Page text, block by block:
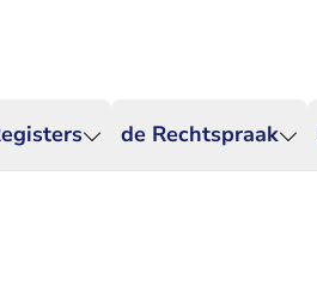
de Rechtspraak